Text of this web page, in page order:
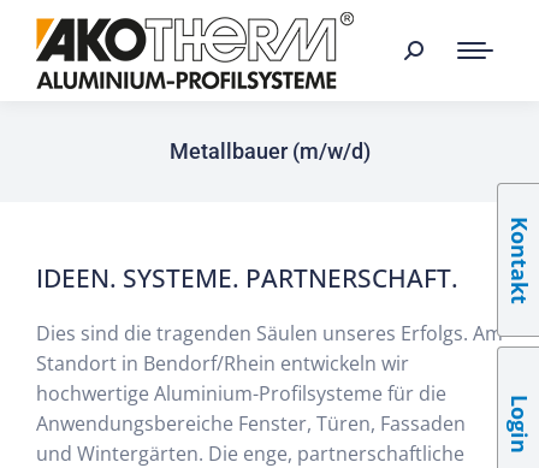
Metallbauer (m/w/d)
IDEEN. SYSTEME. PARTNERSCHAFT.
Dies sind die tragenden Säulen unseres Erfolgs. Am
Standort in Bendorf/Rhein entwickeln wir
hochwertige Aluminium-Profilsysteme für die
Anwendungsbereiche Fenster, Türen, Fassaden
und Wintergärten. Die enge, partnerschaftliche
Kontakt
Login